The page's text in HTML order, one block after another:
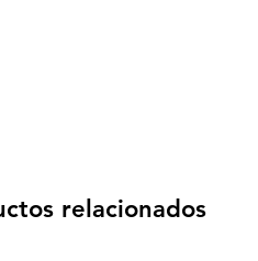
relacionados